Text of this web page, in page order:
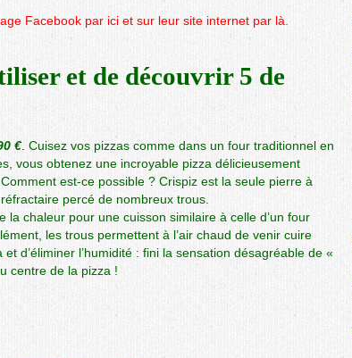
Facebook par ici et sur leur site internet par là
et de découvrir 5 de
€. Cuisez vos pizzas comme dans un four traditionnel en
vous obtenez une incroyable pizza délicieusement
est-ce possible ? Crispiz est la seule pierre à
percé de nombreux trous.
la chaleur pour une cuisson similaire à celle d’un four
les trous permettent à l’air chaud de venir cuire
d’éliminer l’humidité : fini la sensation désagréable de «
centre de la pizza !